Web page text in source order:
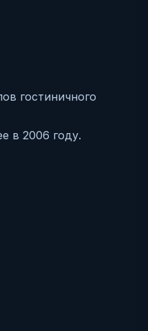
гостиничного
в 2006 году.